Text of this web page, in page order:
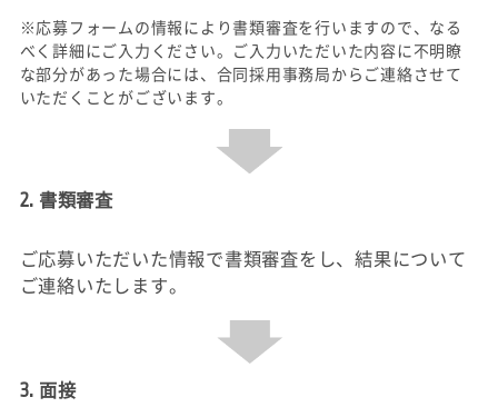
※応募フォームの情報により書類審査を行いますので、なる
べく詳細にご入力ください。ご入力いただいた内容に不明瞭
な部分があった場合には、合同採用事務局からご連絡させて
いただくことがございます。
2. 書類審査
ご応募いただいた情報で書類審査をし、結果について
ご連絡いたします。
3. 面接